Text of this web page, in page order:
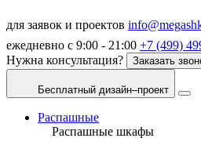
для заявок и проектов
ежедневно с 9:00 - 21:00 +7 (499)
Нужна консультация?
Заказать
Бесплатный дизайн–проект
Распашные
Распашные шкафы